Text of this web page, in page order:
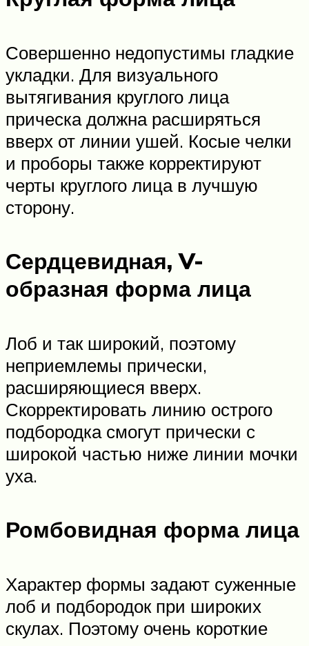
Совершенно недопустимы гладкие
укладки. Для визуального
вытягивания круглого лица
прическа должна расширяться
вверх от линии ушей. Косые челки
и проборы также корректируют
черты круглого лица в лучшую
сторону.
Сердцевидная, V-
образная форма лица
Лоб и так широкий, поэтому
неприемлемы прически,
расширяющиеся вверх.
Скорректировать линию острого
подбородка смогут прически с
широкой частью ниже линии мочки
уха.
Ромбовидная форма лица
Характер формы задают суженные
лоб и подбородок при широких
скулах. Поэтому очень короткие